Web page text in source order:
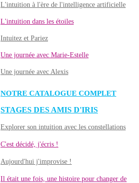
L'intuition à l'ère de l'intelligence artificielle
L'intuition dans les étoiles
Intuitez et Pariez
Une journée avec Marie-Estelle
Une journée avec Alexis
NOTRE CATALOGUE COMPLET
STAGES DES AMIS D'IRIS
Explorer son intuition avec les constellations
C'est décidé, j'écris !
Aujourd'hui j'improvise !
Il était une fois, une histoire pour changer de